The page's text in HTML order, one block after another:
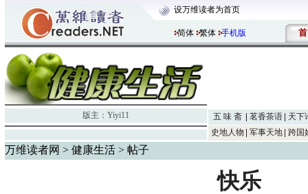
设万维读者为首页
简体 繁体 手机版 首
版主： Yiyi11 五 味 斋 茗香茶语
天下
史地人物
军事天地 跨国
万维读者网 > 健康生活 > 帖子
快乐